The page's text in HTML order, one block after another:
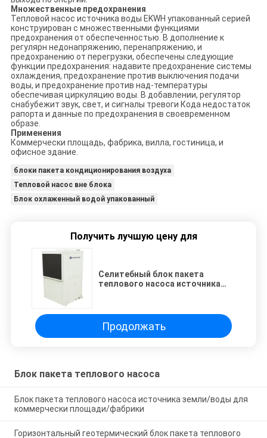
Множественные предохранения
Тепловой насос источника воды EKWH упакованный серией
конструирован с множественными функциями
предохранения от обеспеченностью. В дополнение к
регулярн недонапряжению, перенапряжению, и
предохранению от перегрузки, обеспечены следующие
функции предохранения: надавите предохранение системы
охлаждения, предохранение против выключения подачи
воды, и предохранение против над-температуры
обеспечивая циркуляцию воды. В добавлении, регулятор
снабубежит звук, свет, и сигналы тревоги Кода недостаток
рапорта и данные по предохранения в своевременном
образе.
Применения
Коммерчески площадь, фабрика, вилла, гостиница, и
офисное здание.
блоки пакета кондиционирования воздуха
Тепловой насос вне блока
Блок охлаженный водой упакованный
Получить лучшую цену для
Селитебный блок пакета
теплового насоса источника
Продолжать
Блок пакета теплового насоса
Блок пакета теплового насоса источника земли/воды для
коммерчески площади/фабрики
Горизонтальный геотермический блок пакета теплового